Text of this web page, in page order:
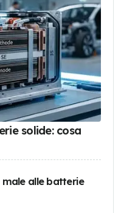
solide: cosa
male alle batterie